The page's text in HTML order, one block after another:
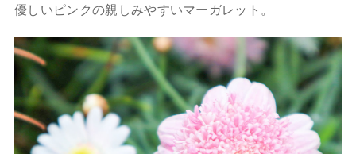
優しいピンクの親しみやすいマーガレット。